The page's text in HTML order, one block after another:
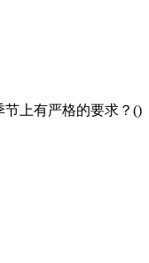
节上有严格的要求？()